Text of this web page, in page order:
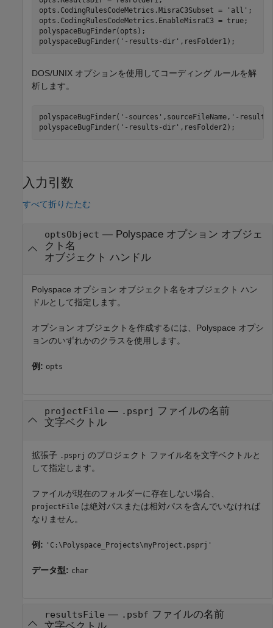
opts.CodingRulesCodeMetrics.MisraC3Subset =
'all' ;
opts.CodingRulesCodeMetrics.EnableMisraC3 = true;
polyspaceBugFinder(opts);
polyspaceBugFinder( '-results-dir'
DOS/UNIX オプションを使用してコーディング ルールを解
析します。
polyspaceBugFinder( '-sources' ,sourceFileName, '-
polyspaceBugFinder( '-results-dir'
入力引数
すべて折りたたむ
optsObject — Polyspace オプション オブジェ
クト名
オブジェクト ハンドル
Polyspace オプション オブジェクト名をオブジェクト ハン
ドルとして指定します。
オプション オブジェクトを作成するには、Polyspace オプシ
ョンのいずれかのクラスを使用します。
例: opts
projectFile — .psprj
ファイルの名前
文字ベクトル
拡張子 .psprj のプロジェクト ファイル名を文字ベクトルと
して指定します。
ファイルが現在のフォルダーに存在しない場合、
projectFile は絶対パスまたは相対パスを含んでいなければ
なりません。
例: 'C:\Polyspace_Projects\myProject.psprj'
データ型: char
resultsFile — .psbf ファイルの名前